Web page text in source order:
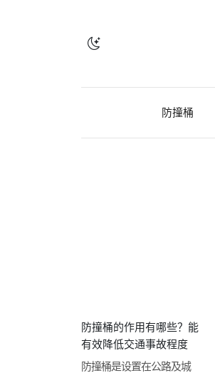
防撞桶
防撞桶的作用有哪些？能
有效降低交通事故程度
防撞桶是设置在公路及城